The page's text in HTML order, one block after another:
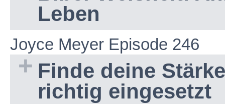
Leben
Joyce Meyer Episode 246
Finde deine
richtig eingesetzt